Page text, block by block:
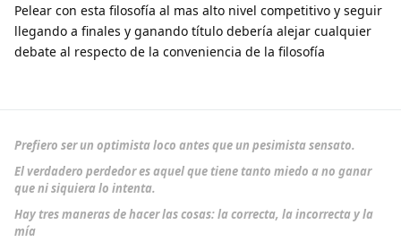
Pelear con esta filosofía al mas alto nivel competitivo y seguir
llegando a finales y ganando título debería alejar cualquier
debate al respecto de la conveniencia de la filosofía
Prefiero ser un optimista loco antes que un pesimista sensato.
El verdadero perdedor es aquel que tiene tanto miedo a no ganar
que ni siquiera lo intenta.
Hay tres maneras de hacer las cosas: la correcta, la incorrecta y la
mía